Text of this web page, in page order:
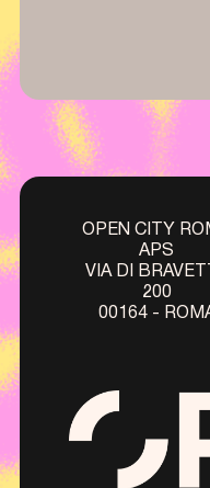
OPEN CITY
APS
VIA DI
200
00164 -